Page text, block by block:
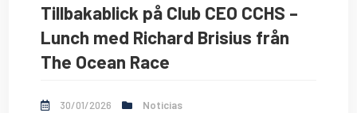
Tillbakablick på Club CEO CCHS –
Lunch med Richard Brisius från
The Ocean Race
30/01/2026 Noticias